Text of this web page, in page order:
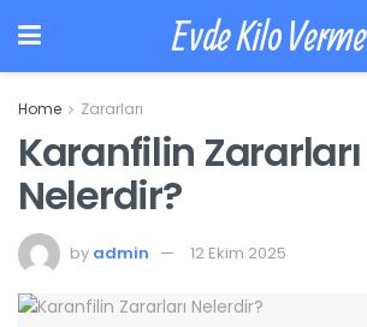
Evde Kilo Verme
Home Zararları
Karanfilin Zararları
Nelerdir?
by admin 12 Ekim 2025